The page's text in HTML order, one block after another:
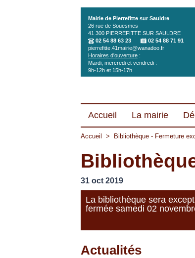
Mairie de Pierrefitte sur Sauldre
26 rue de Souesmes
41 300 PIERREFITTE SUR SAULDRE
02 54 88 63 23
02 54 88 71 91
pierrefitte.41mairie@wanadoo.fr
Horaires d'ouverture :
Mardi, mercredi et vendredi :
9h-12h et 15h-17h
Accueil La mairie
Accueil > Bibliothèque - Fermeture
31 oct 2019
La bibliothèque sera
fermée samedi 02
Actualités